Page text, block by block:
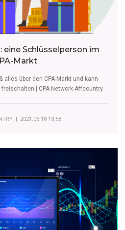
Schlüsselperson im
Markt
alles über den CPA-Markt und kann
| CPA Network Affcountry.
| 2021.05.18 13:58